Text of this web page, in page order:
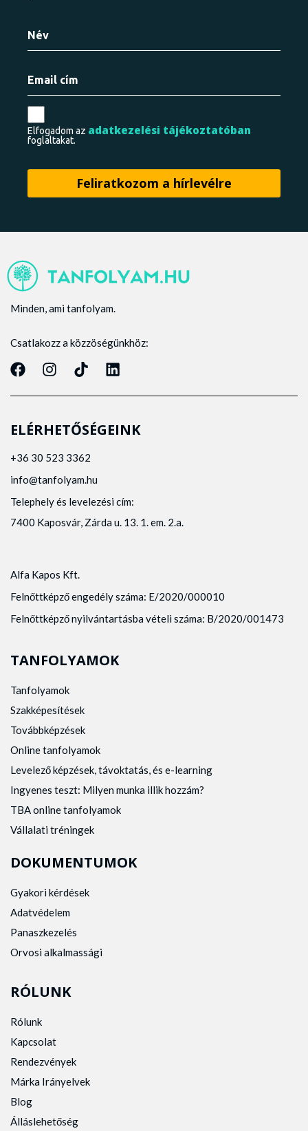
Elfogadom az adatkezelési tájékoztatóban
foglaltakat.
Minden, ami tanfolyam.
Csatlakozz a közzöségünkhöz:
ELÉRHETŐSÉGEINK
+36 30 523 3362
info@tanfolyam.hu
Telephely és levelezési cím:
7400 Kaposvár, Zárda u. 13. 1. em. 2.a.
Alfa Kapos Kft.
Felnőttképző engedély száma: E/2020/000010
Felnőttképző nyilvántartásba vételi száma: B/2020/001473
TANFOLYAMOK
Tanfolyamok
Szakképesítések
Továbbképzések
Online tanfolyamok
Levelező képzések, távoktatás, és e-learning
Ingyenes teszt: Milyen munka illik hozzám?
TBA online tanfolyamok
Vállalati tréningek
DOKUMENTUMOK
Gyakori kérdések
Adatvédelem
Panaszkezelés
Orvosi alkalmassági
RÓLUNK
Rólunk
Kapcsolat
Rendezvények
Márka Irányelvek
Blog
Álláslehetőség